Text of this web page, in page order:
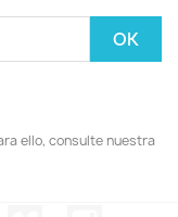
ello, consulte nuestra